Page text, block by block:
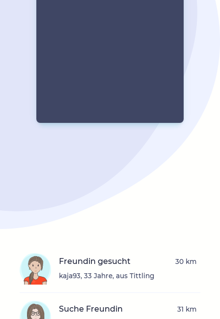
Freundin gesucht
kaja93, 33 Jahre, aus Tittling
30 km
Suche Freundin 31 km